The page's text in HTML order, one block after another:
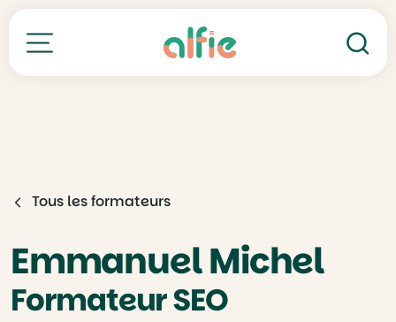
Toutes nos formations
Tous les formateurs
Emmanuel Michel
Formateur SEO